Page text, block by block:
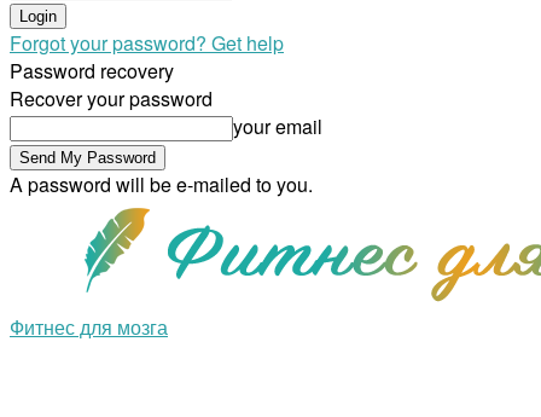
Forgot your password? Get help
Password recovery
Recover your password
your email
A password will be e-mailed to you.
Фитнес для мозга